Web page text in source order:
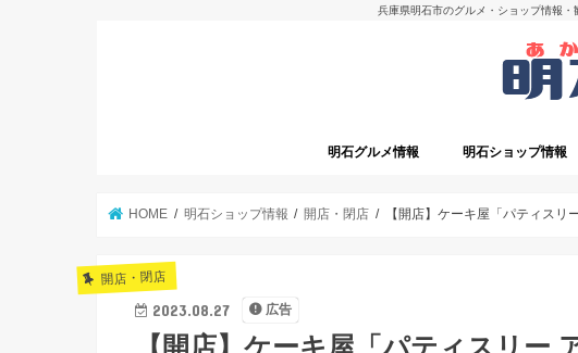
兵庫県明石市のグルメ・ショップ情報
明石グルメ情報 明石ショップ情報
HOME 明石ショップ情報 開店・閉店 【開店】ケーキ屋「パティスリ
開店・閉店
2023.08.27 広告